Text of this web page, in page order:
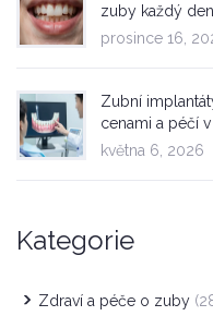
zuby každý den
prosince 16,
Zubní
cenami a péčí
května 6, 2026
Kategorie
Zdraví a péče o zuby